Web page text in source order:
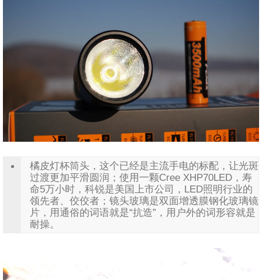
橘皮灯杯筒头，这个已经是主流手电的标配，让光斑
过渡更加平滑圆润；使用一颗Cree XHP70LED，寿
命5万小时，科锐是美国上市公司，LED照明行业的
领先者、佼佼者；镜头玻璃是双面增透膜钢化玻璃镜
片，用通俗的词语就是“抗造”，用户外的词形容就是
耐操。